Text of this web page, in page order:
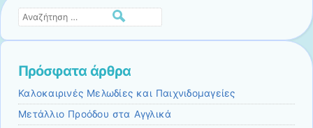
Αναζήτηση
Πρόσφατα άρθρα
Καλοκαιρινές Μελωδίες και Παιχνιδομαγείες
Μετάλλιο Προόδου στα Αγγλικά